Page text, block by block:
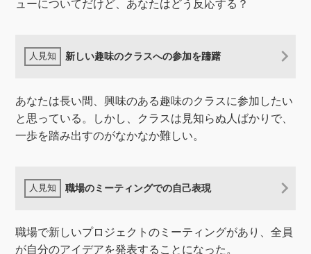
ューについてだけど、あなたはどう反応する？
新しい趣味のクラスへの参加を躊躇
あなたは長い間、興味のある趣味のクラスに参加したい
と思っている。しかし、クラスは見知らぬ人ばかりで、
一歩を踏み出すのがなかなか難しい。
職場のミーティングでの自己表現
職場で新しいプロジェクトのミーティングがあり、全員
が自分のアイデアを発表することになった。